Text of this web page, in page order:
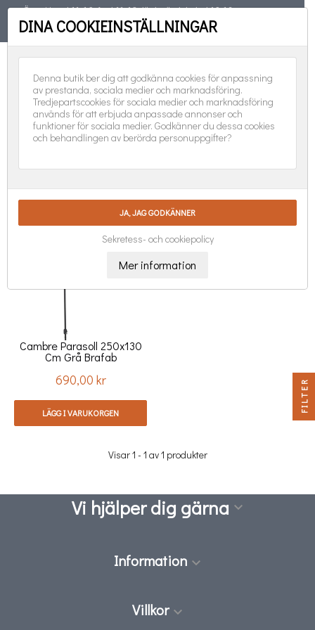
Öppet torsd 11-19, fred 11-18, lörd, sönd, helgd 10-16
TELEFON 08-551 501 31 FÖLJ OSS:
VÄGG & BALKONGPARASOLLER
Nya produkter först 
Visar 1-1 av 1 objekt
Cambre Parasoll 250x130
Cm Grå Brafab
Pris
690,00 kr
LÄGG I VARUKORGEN
Visar 1 - 1 av 1 produkter
Vi hjälper dig gärna 
Information 
Villkor 
DINA COOKIEINSTÄLLNINGAR
Denna butik ber dig att godkänna cookies för anpassning
av prestanda, sociala medier och marknadsföring.
Tredjepartscookies för sociala medier och marknadsföring
används för att erbjuda anpassade annonser och
funktioner för sociala medier. Godkänner du dessa cookies
och behandlingen av berörda personuppgifter?
Sekretess- och cookiepolicy
FILTER